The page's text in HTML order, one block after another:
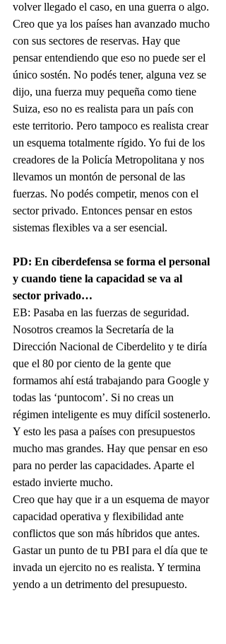
volver llegado el caso, en una guerra o algo.
Creo que ya los países han avanzado mucho
con sus sectores de reservas. Hay que
pensar entendiendo que eso no puede ser el
único sostén. No podés tener, alguna vez se
dijo, una fuerza muy pequeña como tiene
Suiza, eso no es realista para un país con
este territorio. Pero tampoco es realista crear
un esquema totalmente rígido. Yo fui de los
creadores de la Policía Metropolitana y nos
llevamos un montón de personal de las
fuerzas. No podés competir, menos con el
sector privado. Entonces pensar en estos
sistemas flexibles va a ser esencial.
PD: En ciberdefensa se forma el personal
y cuando tiene la capacidad se va al
sector privado…
EB: Pasaba en las fuerzas de seguridad.
Nosotros creamos la Secretaría de la
Dirección Nacional de Ciberdelito y te diría
que el 80 por ciento de la gente que
formamos ahí está trabajando para Google y
todas las ‘puntocom’. Si no creas un
régimen inteligente es muy difícil sostenerlo.
Y esto les pasa a países con presupuestos
mucho mas grandes. Hay que pensar en eso
para no perder las capacidades. Aparte el
estado invierte mucho.
Creo que hay que ir a un esquema de mayor
capacidad operativa y flexibilidad ante
conflictos que son más híbridos que antes.
Gastar un punto de tu PBI para el día que te
invada un ejercito no es realista. Y termina
yendo a un detrimento del presupuesto.